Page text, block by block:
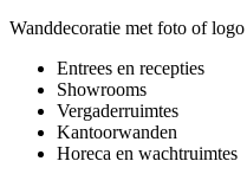
Wanddecoratie met foto of
Entrees en recepties
Showrooms
Vergaderruimtes
Kantoorwanden
Horeca en wachtruimtes